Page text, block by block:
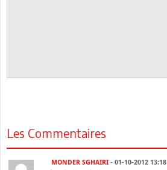
Les Commentaires
MONDER SGHAIRI - 01-10-2012 13:18